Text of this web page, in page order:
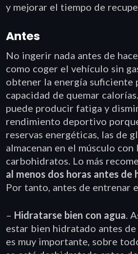
y mejorar el tiempo de
Antes
No ingerir nada antes de
como coger el vehículo sin
obtener la energía suficiente
capacidad de quemar
puede producir fatiga y
rendimiento deportivo
reservas energéticas, las de
almacenan en el músculo con
carbohidratos. Lo más
al menos dos horas antes de
Por tanto, antes de entrenar
– Hidratarse bien con agua.
estar bien hidratado antes
es muy importante, sobre